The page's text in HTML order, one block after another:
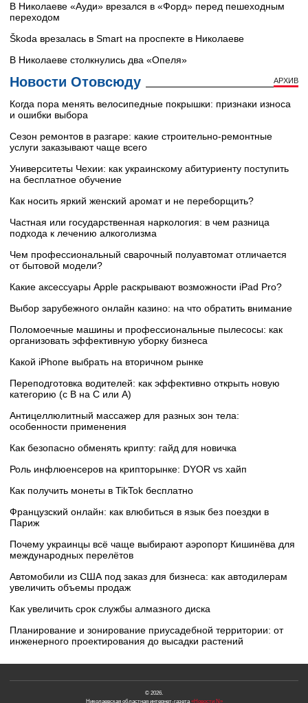
В Николаеве «Ауди» врезался в «Форд» перед пешеходным
переходом
Škoda врезалась в Smart на проспекте в Николаеве
В Николаеве столкнулись два «Опеля»
Новости Отовсюду АРХИВ
Когда пора менять велосипедные покрышки: признаки износа
и ошибки выбора
Сезон ремонтов в разгаре: какие строительно-ремонтные
услуги заказывают чаще всего
Университеты Чехии: как украинскому абитуриенту поступить
на бесплатное обучение
Как носить яркий женский аромат и не переборщить?
Частная или государственная наркология: в чем разница
подхода к лечению алкоголизма
Чем профессиональный сварочный полуавтомат отличается
от бытовой модели?
Какие аксессуары Apple раскрывают возможности iPad Pro?
Выбор зарубежного онлайн казино: на что обратить внимание
Поломоечные машины и профессиональные пылесосы: как
организовать эффективную уборку бизнеса
Какой iPhone выбрать на вторичном рынке
Переподготовка водителей: как эффективно открыть новую
категорию (с B на C или А)
Антицеллюлитный массажер для разных зон тела:
особенности применения
Как безопасно обменять крипту: гайд для новичка
Роль инфлюенсеров на крипторынке: DYOR vs хайп
Как получить монеты в TikTok бесплатно
Французский онлайн: как влюбиться в язык без поездки в
Париж
Почему украинцы всё чаще выбирают аэропорт Кишинёва для
международных перелётов
Автомобили из США под заказ для бизнеса: как автодилерам
увеличить объемы продаж
Как увеличить срок службы алмазного диска
Планирование и зонирование приусадебной территории: от
инженерного проектирования до высадки растений
© 2026.
Николаевская областная интернет-газета«Новости N»